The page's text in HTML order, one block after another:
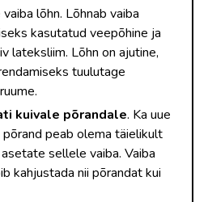
lõhn. Lõhnab vaiba
kasutatud veepõhine ja
lateksliim. Lõhn on ajutine,
tuulutage
kuivale põrandale. Ka uue
peab olema täielikult
sellele vaiba. Vaiba
kahjustada nii põrandat kui